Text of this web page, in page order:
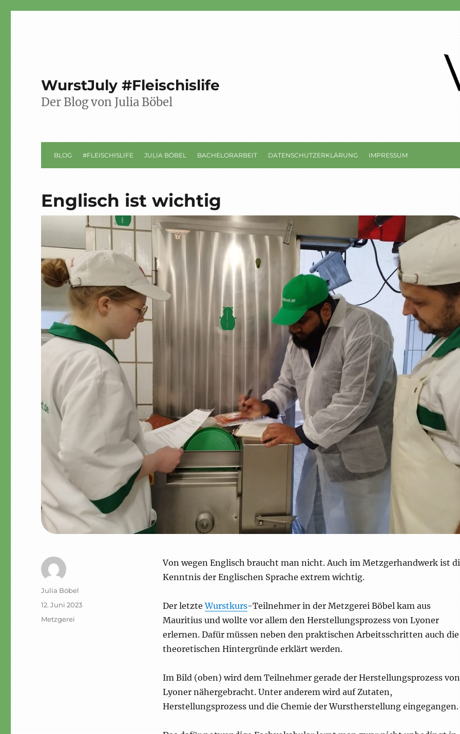
WurstJuly #Fleischislife
Der Blog von Julia Böbel
BLOG #FLEISCHISLIFE JULIA BÖBEL BACHELORARBEIT DATENSCHUTZERKLÄRUNG IMPRESSUM
Englisch ist wichtig
Von wegen Englisch braucht man nicht. Auch im Metzgerhandwerk ist
Kenntnis der Englischen Sprache extrem wichtig.
Der letzteWurstkurs-Teilnehmer in der Metzgerei Böbel kam aus
Mauritius und wollte vor allem den Herstellungsprozess von Lyoner
erlernen. Dafür müssen neben den praktischen Arbeitsschritten auch die
theoretischen Hintergründe erklärt werden.
Im Bild (oben) wird dem Teilnehmer gerade der Herstellungsprozess von
Lyoner nähergebracht. Unter anderem wird auf Zutaten,
Herstellungsprozess und die Chemie der Wurstherstellung eingegangen.
Autor
Julia Böbel
Veröffentlicht
am
12. Juni 2023
Schlagwörter
Metzgerei